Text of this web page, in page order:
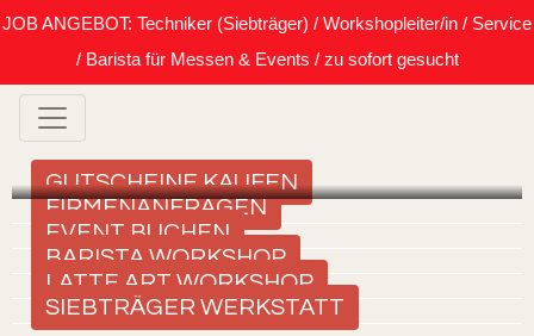
JOB ANGEBOT: Techniker (Siebträger) / Workshopleiter/in / Service
/ Barista für Messen & Events / zu sofort gesucht
GUTSCHEINE KAUFEN
FIRMENANFRAGEN
EVENT BUCHEN
BARISTA WORKSHOP
LATTE ART WORKSHOP
SIEBTRÄGER WERKSTATT